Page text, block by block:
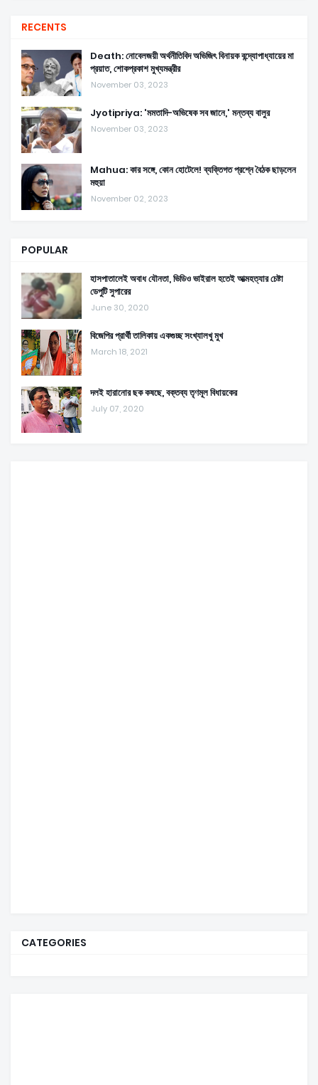
RECENTS
Death: নোবেলজয়ী অর্থনীতিবিদ অভিজিৎ বিনায়ক বন্দ্যোপাধ্যায়ের মা
প্রয়াত, শোকপ্রকাশ মুখ্যমন্ত্রীর
November 03, 2023
Jyotipriya: 'মমতাদি-অভিষেক সব জানে,' মন্তব্য বালুর
November 03, 2023
Mahua: কার সঙ্গে, কোন হোটেলে! ব্যক্তিগত প্রশ্নে বৈঠক ছাড়লেন
মহুয়া
November 02, 2023
POPULAR
হাসপাতালেই অবাধ যৌনতা, ভিডিও ভাইরাল হতেই আত্মহত্যার চেষ্টা
ডেপুটি সুপারের
June 30, 2020
বিজেপির প্রার্থী তালিকায় একগুচ্ছ সংখ্যালখু মুখ
March 18, 2021
দলই হারানোর ছক কষছে, বক্তব্য তৃণমূল বিধায়কের
July 07, 2020
CATEGORIES